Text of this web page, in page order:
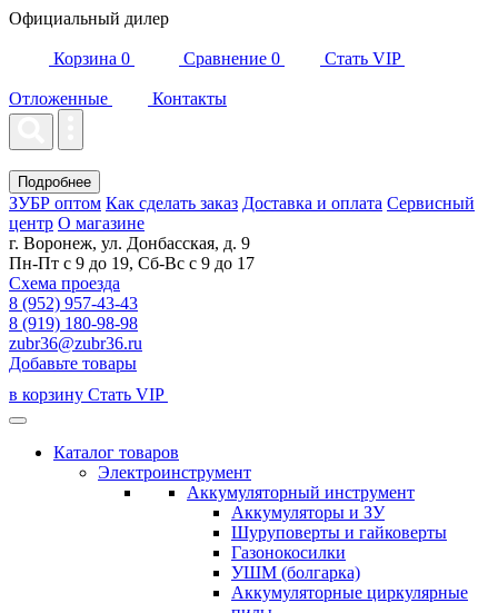
Официальный дилер
Корзина 0 Сравнение 0 Стать VIP
Отложенные Контакты
Подробнее
ЗУБР оптом Как сделать заказ Доставка и оплата Сервисный
центр О магазине
г. Воронеж, ул. Донбасская, д. 9
Пн-Пт с 9 до 19, Сб-Вс с 9 до 17
Схема проезда
8 (952) 957-43-43
8 (919) 180-98-98
zubr36@zubr36.ru
Добавьте товары
в корзину Стать VIP
Каталог товаров
Электроинструмент
Аккумуляторный инструмент
Аккумуляторы и ЗУ
Шуруповерты и гайковерты
Газонокосилки
УШМ (болгарка)
Аккумуляторные циркулярные